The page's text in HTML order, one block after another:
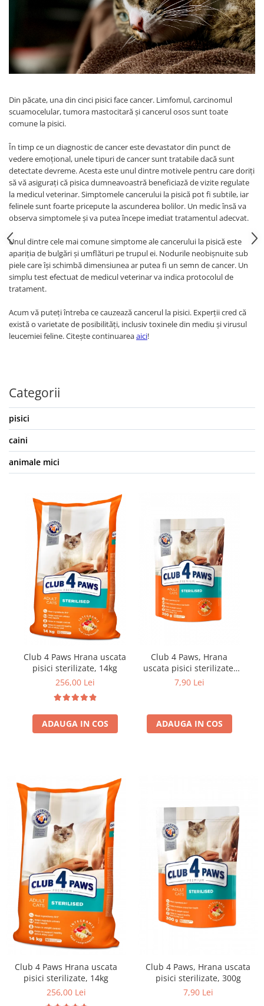
Din păcate, una din cinci pisici face cancer. Limfomul, carcinomul
scuamocelular, tumora mastocitară și cancerul osos sunt toate
comune la pisici.
În timp ce un diagnostic de cancer este devastator din punct de
vedere emoțional, unele tipuri de cancer sunt tratabile dacă sunt
detectate devreme. Acesta este unul dintre motivele pentru care doriți
să vă asigurați că pisica dumneavoastră beneficiază de vizite regulate
la medicul veterinar. Simptomele cancerului la pisică pot fi subtile, iar
felinele sunt foarte pricepute la ascunderea bolilor. Un medic însă va
observa simptomele și va putea începe imediat tratamentul adecvat.
Unul dintre cele mai comune simptome ale cancerului la pisică este
apariția de bulgări și umflături pe trupul ei. Nodurile neobișnuite sub
piele care își schimbă dimensiunea ar putea fi un semn de cancer. Un
simplu test efectuat de medicul veterinar va indica protocolul de
tratament.
Acum vă puteți întreba ce cauzează cancerul la pisici. Experții cred că
există o varietate de posibilități, inclusiv toxinele din mediu și virusul
leucemiei feline. Citește continuareaaici!
Categorii
pisici
caini
animale mici
Club 4 Paws Hrana uscata
pisici sterilizate, 14kg
256,00 Lei
ADAUGA IN COS
Club 4 Paws, Hrana
uscata pisici sterilizate,
300g
7,90 Lei
ADAUGA IN COS
Club 4 Paws Hrana uscata
pisici sterilizate, 14kg
256,00 Lei
Club 4 Paws, Hrana uscata
pisici sterilizate, 300g
7,90 Lei